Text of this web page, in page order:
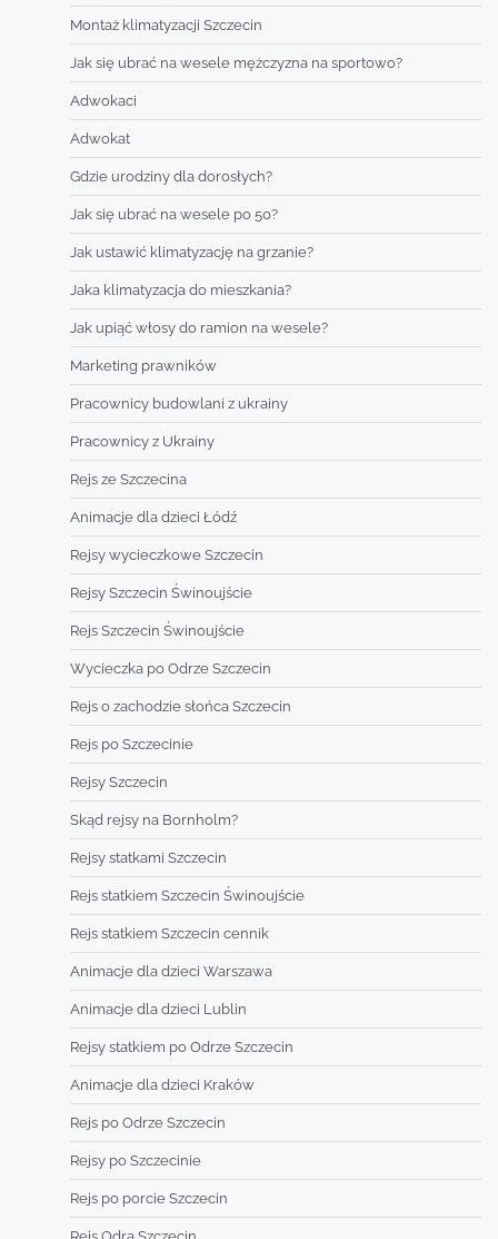
Montaż klimatyzacji Szczecin
Jak się ubrać na wesele mężczyzna na sportowo?
Adwokaci
Adwokat
Gdzie urodziny dla dorosłych?
Jak się ubrać na wesele po 50?
Jak ustawić klimatyzację na grzanie?
Jaka klimatyzacja do mieszkania?
Jak upiąć włosy do ramion na wesele?
Marketing prawników
Pracownicy budowlani z ukrainy
Pracownicy z Ukrainy
Rejs ze Szczecina
Animacje dla dzieci Łódź
Rejsy wycieczkowe Szczecin
Rejsy Szczecin Świnoujście
Rejs Szczecin Świnoujście
Wycieczka po Odrze Szczecin
Rejs o zachodzie słońca Szczecin
Rejs po Szczecinie
Rejsy Szczecin
Skąd rejsy na Bornholm?
Rejsy statkami Szczecin
Rejs statkiem Szczecin Świnoujście
Rejs statkiem Szczecin cennik
Animacje dla dzieci Warszawa
Animacje dla dzieci Lublin
Rejsy statkiem po Odrze Szczecin
Animacje dla dzieci Kraków
Rejs po Odrze Szczecin
Rejsy po Szczecinie
Rejs po porcie Szczecin